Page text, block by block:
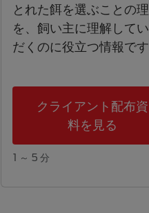
とれた餌を選ぶことの
を、飼い主に理解して
だくのに役立つ情報です
クライアント配布資
料を見る
1 ～ 5 分